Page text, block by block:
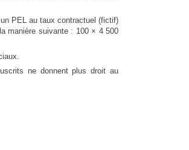
PEL au taux contractuel (fictif)
manière suivante : 100 × 4 500
ne donnent plus droit au